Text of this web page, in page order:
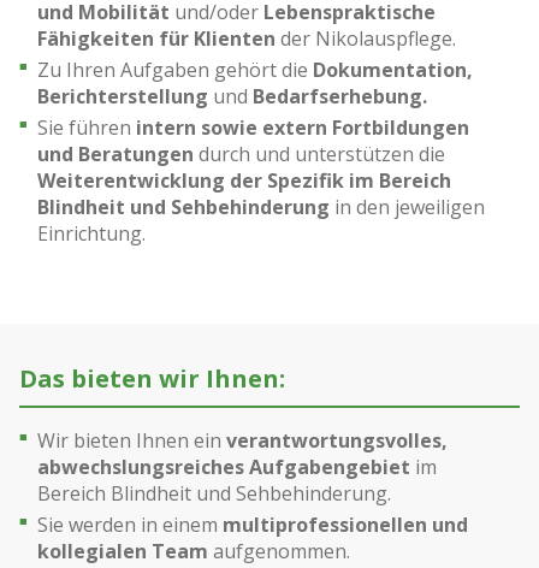
und Mobilität und/oder Lebenspraktische
Fähigkeiten für Klienten der Nikolauspflege.
Zu Ihren Aufgaben gehört die Dokumentation,
Berichterstellung und Bedarfserhebung.
Sie führen intern sowie extern Fortbildungen
und Beratungen durch und unterstützen die
Weiterentwicklung der Spezifik im Bereich
Blindheit und Sehbehinderung in den jeweiligen
Einrichtung.
Das bieten wir Ihnen:
Wir bieten Ihnen ein verantwortungsvolles,
abwechslungsreiches Aufgabengebiet im
Bereich Blindheit und Sehbehinderung.
Sie werden in einem multiprofessionellen und
kollegialen Team aufgenommen.